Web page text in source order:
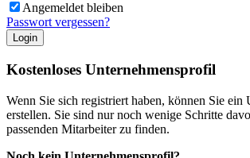
Angemeldet bleiben
Passwort vergessen?
Login
Kostenloses Unternehmensprofil
Wenn Sie sich registriert haben, können Sie ein
erstellen. Sie sind nur noch wenige Schritte
passenden Mitarbeiter zu finden.